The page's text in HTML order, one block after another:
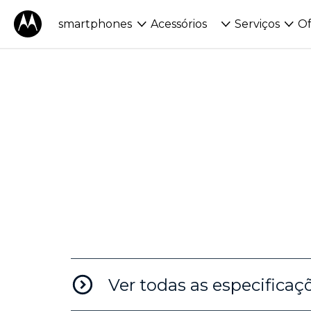
smartphones Acessórios Serviços
Ver todas as
i